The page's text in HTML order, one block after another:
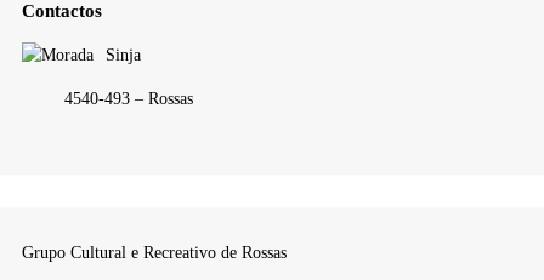
Contactos
Sinja
4540-493 – Rossas
Grupo Cultural e Recreativo de Rossas